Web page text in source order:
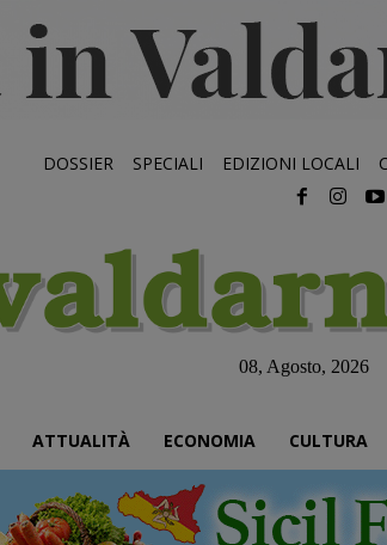
DOSSIER SPECIALI EDIZIONI LOCALI
08, Agosto, 2026
ATTUALITÀ ECONOMIA CULTURA